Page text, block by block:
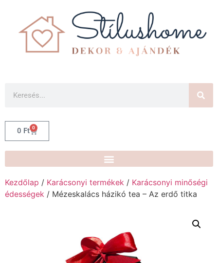
0 Ft 0
Kezdőlap / Karácsonyi termékek / Karácsonyi minőségi
édességek / Mézeskalács házikó tea – Az erdő titka